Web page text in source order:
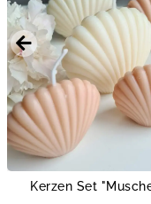
Kerzen Set